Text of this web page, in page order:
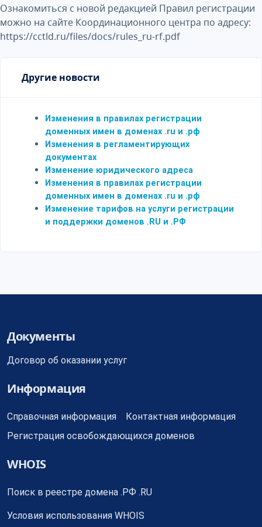
Ознакомиться с новой редакцией Правил регистрации
можно на сайте Координационного центра по адресу:
https://cctld.ru/files/docs/rules_ru-rf.pdf
Другие новости
Изменения в правилах регистрации
доменных имен в доменах .ru и .рф
Изменения в регламентирующих
документах
Изменение юридического адреса
Изменения в правилах регистрации
доменных имен в доменах .ru и .рф
Изменение тарифов на услуги регистрации
и поддержки доменов .RU и .РФ
Документы
Договор об оказании услуг
Информация
Справочная информация
Контактная информация
Регистрация освобождающихся доменов
WHOIS
Поиск в реестре домена .РФ .RU
Условия использования WHOIS